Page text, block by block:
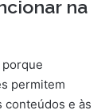
na
permitem
e às